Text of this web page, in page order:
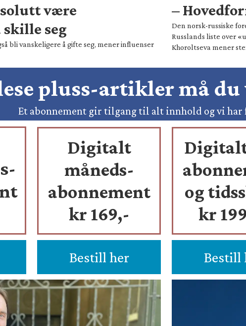
være
seg
bli vanskeligere å gifte seg, mener influenser
–
Den norsk-russiske
Russlands liste over
Khoroltseva mener
pluss-artikler må
Et abonnement gir tilgang til alt innhold og vi
Digitalt
måneds-
abonnement
kr 169,-
Bestill her
og
kr
Bestill